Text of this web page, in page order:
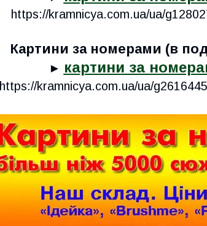
https://kramnicya.com.ua/ua/
Картини за номерами (в
► картини за
https://kramnicya.com.ua/ua/